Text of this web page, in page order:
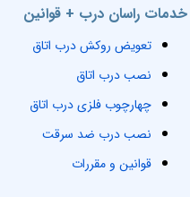
خدمات راسان درب + قوانین
تعویض روکش درب اتاق
نصب درب اتاق
چهارچوب فلزی درب اتاق
نصب درب ضد سرقت
قوانین و مقررات